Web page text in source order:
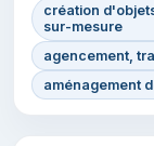
création
sur-mesure
agencement,
aménagement